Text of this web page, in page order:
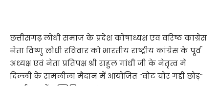
छत्तीसगढ़ लोधी समाज के प्रदेश कोषाध्यक्ष एवं वरिष्ठ कांग्रेस
नेता विष्णु लोधी रविवार को भारतीय राष्ट्रीय कांग्रेस के पूर्व
अध्यक्ष एवं नेता प्रतिपक्ष श्री राहुल गांधी जी के नेतृत्व में
दिल्ली के रामलीला मैदान में आयोजित “वोट चोर गद्दी छोड़”